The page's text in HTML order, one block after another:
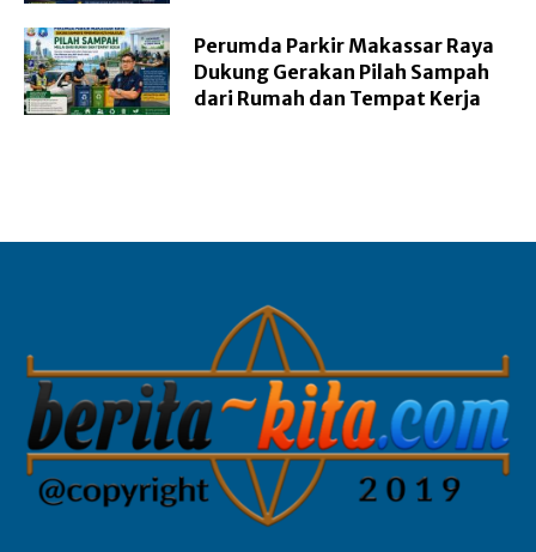
Perumda Parkir Makassar Raya
Dukung Gerakan Pilah Sampah
dari Rumah dan Tempat Kerja